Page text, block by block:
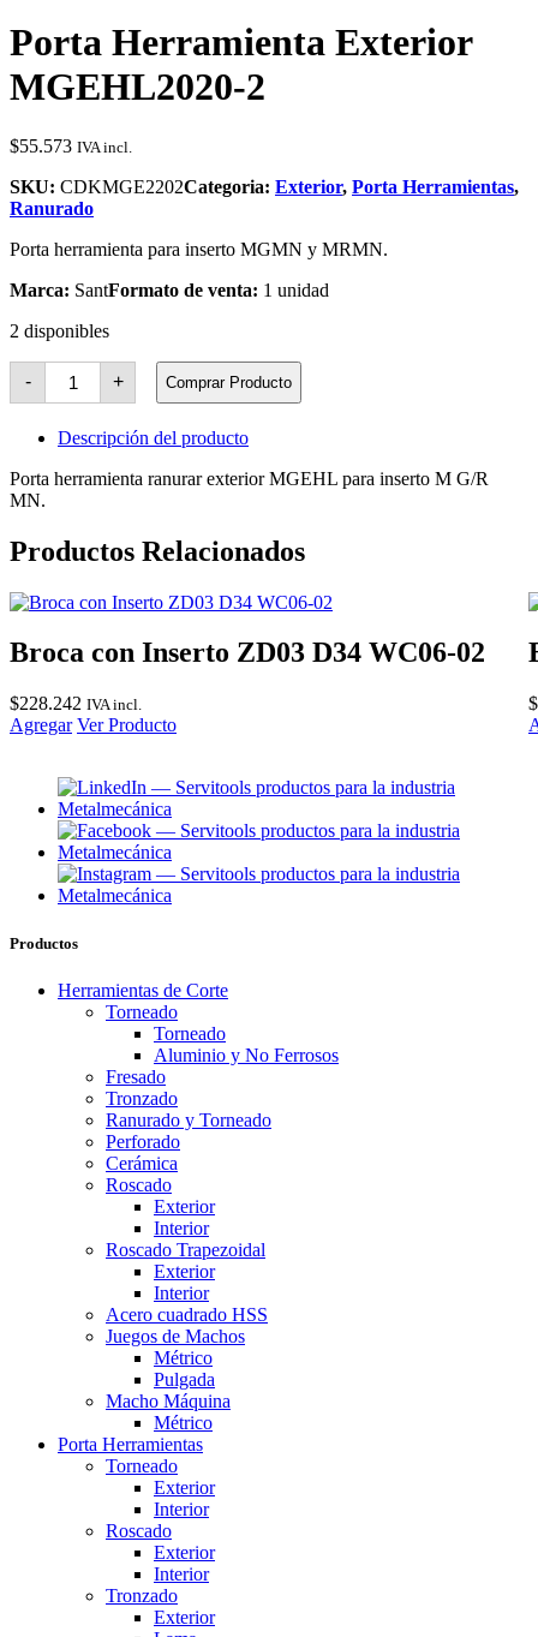
Porta Herramienta Exterior
MGEHL2020-2
$55.573 IVA incl.
SKU: CDKMGE2202Categoria: Exterior, Porta Herramientas,
Ranurado
Porta herramienta para inserto MGMN y MRMN.
Marca: SantFormato de venta: 1 unidad
2 disponibles
-
Porta
Herramienta
Exterior
MGEHL2020-
+ Comprar Producto
Descripción del producto
Porta herramienta ranurar exterior MGEHL para inserto M G/R
MN.
Productos Relacionados
Broca con Inserto ZD03 D34 WC06-02
$228.242 IVA incl.
Agregar Ver Producto
$
Productos
Herramientas de Corte
Torneado
Torneado
Aluminio y No Ferrosos
Fresado
Tronzado
Ranurado y Torneado
Perforado
Cerámica
Roscado
Exterior
Interior
Roscado Trapezoidal
Exterior
Interior
Acero cuadrado HSS
Juegos de Machos
Métrico
Pulgada
Macho Máquina
Métrico
Porta Herramientas
Torneado
Exterior
Interior
Roscado
Exterior
Interior
Tronzado
Exterior